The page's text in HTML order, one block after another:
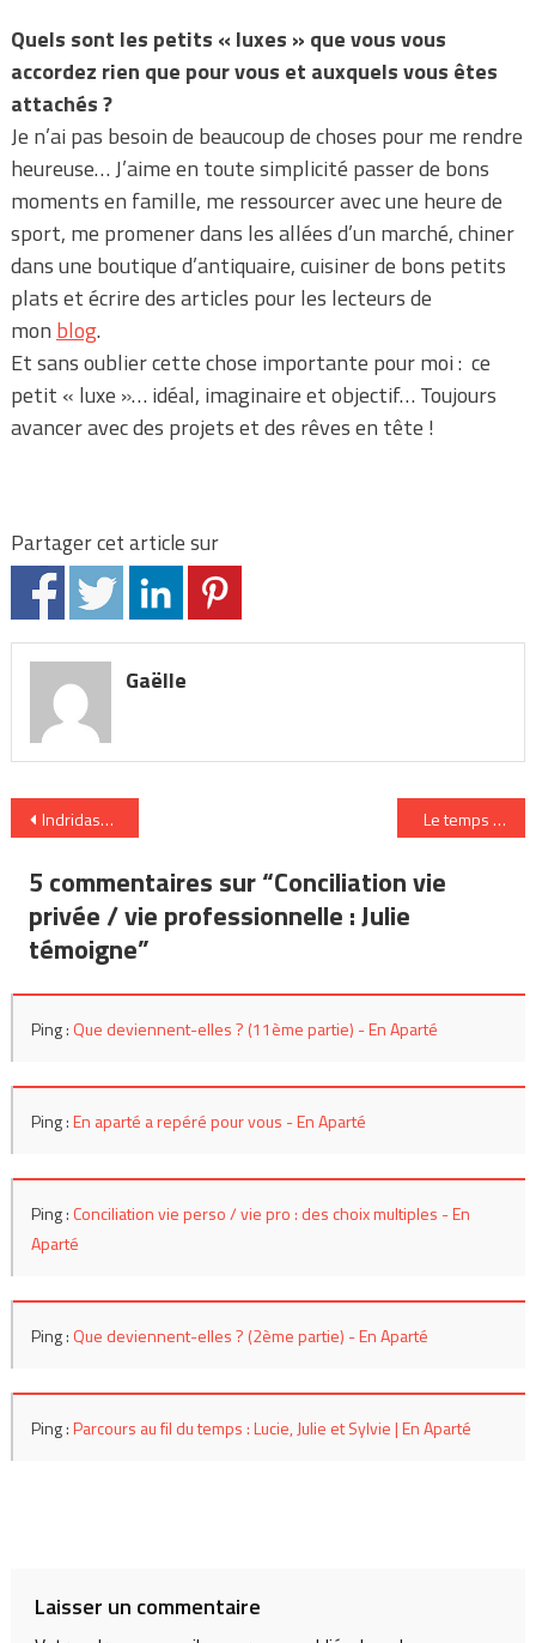
Quels sont les petits « luxes » que vous vous
accordez rien que pour vous et auxquels vous êtes
attachés ?
Je n’ai pas besoin de beaucoup de choses pour me rendre
heureuse… J’aime en toute simplicité passer de bons
moments en famille, me ressourcer avec une heure de
sport, me promener dans les allées d’un marché, chiner
dans une boutique d’antiquaire, cuisiner de bons petits
plats et écrire des articles pour les lecteurs de
mon blog.
Et sans oublier cette chose importante pour moi : ce
petit « luxe »… idéal, imaginaire et objectif… Toujours
avancer avec des projets et des rêves en tête !
Partager cet article sur
Gaëlle
Navigation
de
l’article
Indridason et Conroy : deux très bons romans sur le poids du passé
Le temps
5 commentaires sur “Conciliation vie
privée / vie professionnelle : Julie
témoigne”
Ping : Que deviennent-elles ? (11ème partie) - En Aparté
Ping :En aparté a repéré pour vous - En Aparté
Ping : Conciliation vie perso / vie pro : des choix multiples - En
Aparté
Ping : Que deviennent-elles ? (2ème partie) - En Aparté
Ping :Parcours au fil du temps : Lucie, Julie et Sylvie | En Aparté
Laisser un commentaire